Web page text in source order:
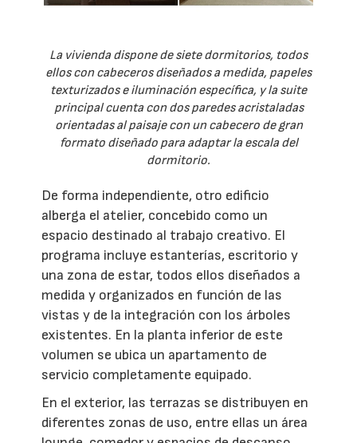
La vivienda dispone de siete dormitorios, todos
ellos con cabeceros diseñados a medida, papeles
texturizados e iluminación específica, y la suite
principal cuenta con dos paredes acristaladas
orientadas al paisaje con un cabecero de gran
formato diseñado para adaptar la escala del
dormitorio.
De forma independiente, otro edificio
alberga el atelier, concebido como un
espacio destinado al trabajo creativo. El
programa incluye estanterías, escritorio y
una zona de estar, todos ellos diseñados a
medida y organizados en función de las
vistas y de la integración con los árboles
existentes. En la planta inferior de este
volumen se ubica un apartamento de
servicio completamente equipado.
En el exterior, las terrazas se distribuyen en
diferentes zonas de uso, entre ellas un área